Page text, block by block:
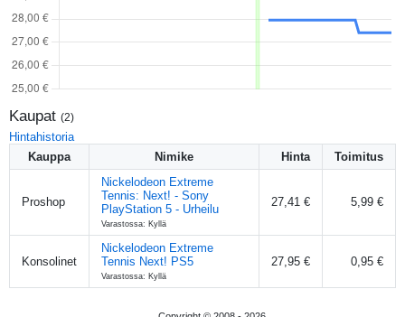
Kaupat (2)
Hintahistoria
Kauppa
Nimike Hinta Toimitus
Proshop
Nickelodeon Extreme
Tennis: Next! - Sony
PlayStation 5 - Urheilu
Varastossa: Kyllä
27,41 € 5,99 €
Konsolinet
Nickelodeon Extreme
Tennis Next! PS5
Varastossa: Kyllä
27,95 € 0,95 €